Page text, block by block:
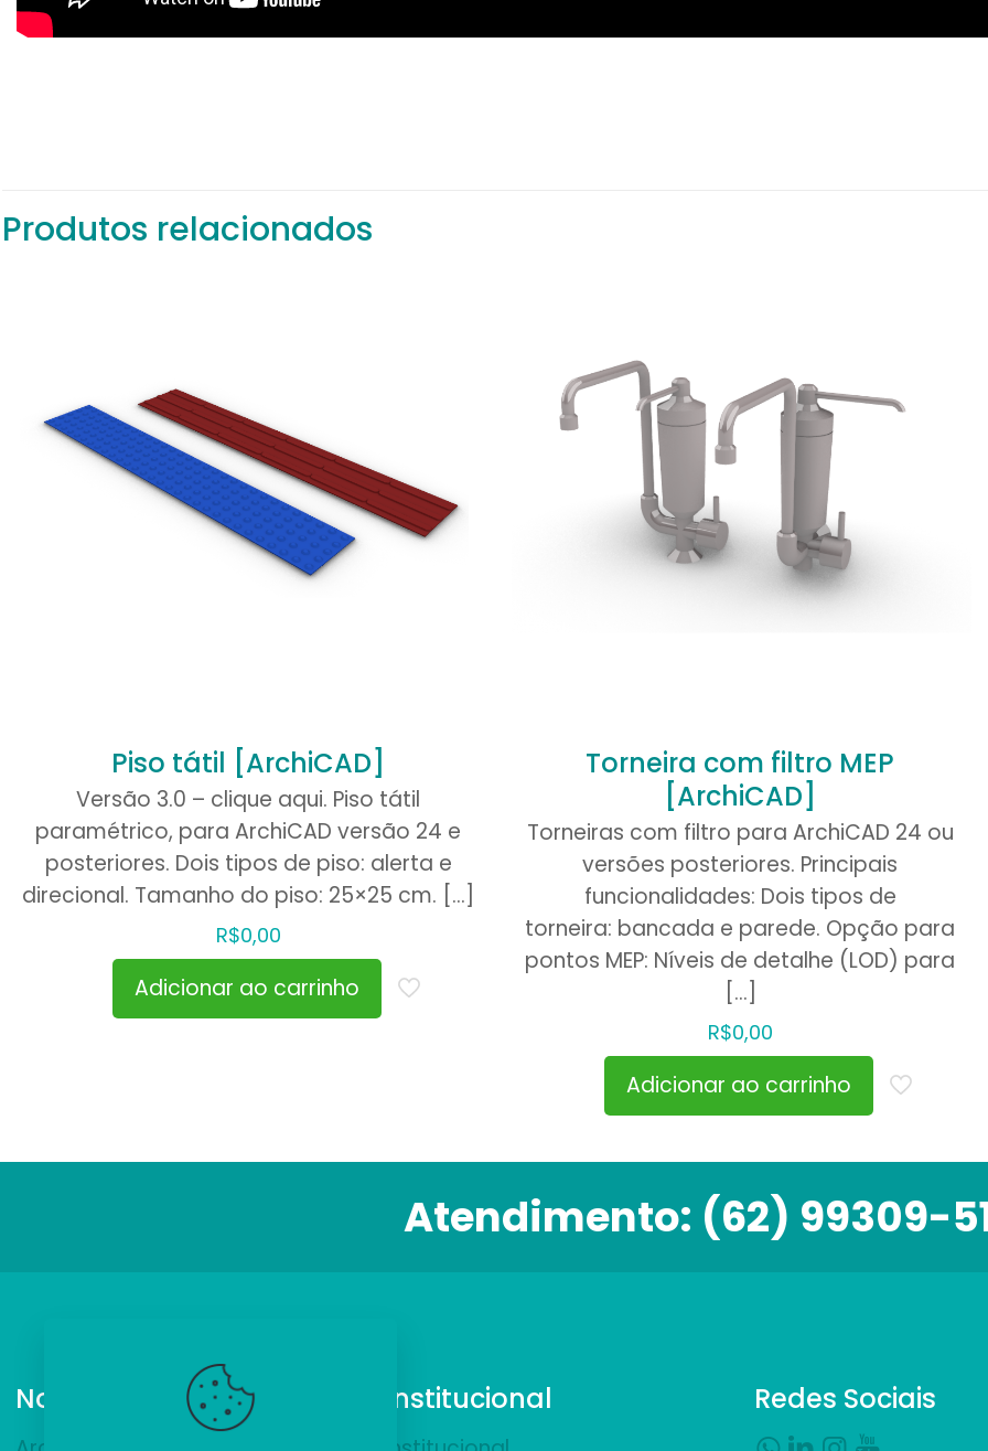
Seja o primeiro a avaliar “Viga Pré [Revit]”
1 de 5 estrelas 2 de 5 estrelas 3 de 5 estrelas
Produtos relacionados
Piso tátil [ArchiCAD]
Versão 3.0 – clique aqui. Piso tátil
paramétrico, para ArchiCAD versão 24 e
posteriores. Dois tipos de piso: alerta e
direcional. Tamanho do piso: 25×25 cm. […]
R$0,00
Adicionar ao carrinho
Torneira com filtro MEP
[ArchiCAD]
Torneiras com filtro para ArchiCAD 24 ou
versões posteriores. Principais
funcionalidades: Dois tipos de
torneira: bancada e parede. Opção para
pontos MEP: Níveis de detalhe (LOD) para
[…]
R$0,00
Adicionar ao carrinho
Atendimento: (62) 99309-
Nossos Produtos Institucional Redes Sociais